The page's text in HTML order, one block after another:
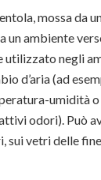
mossa da
un ambiente
utilizzato negli
d’aria (ad
umidità o
odori). Può
sui vetri delle